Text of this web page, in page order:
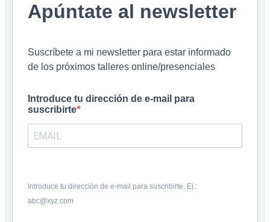
Apúntate al newsletter
Suscríbete a mi newsletter para estar informado
de los próximos talleres online/presenciales
Introduce tu dirección de e-mail para
suscribirte
Introduce tu dirección de e-mail para suscribirte. Ej.:
abc@xyz.com